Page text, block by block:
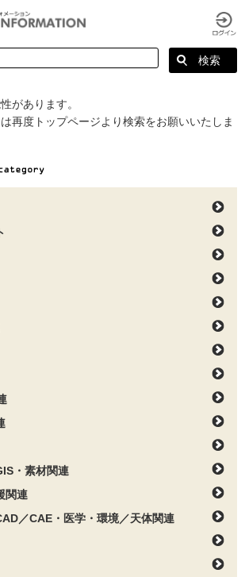
があります。
再度トップページより検索をお願いいたしま
・素材関連
関連
／CAE・医学・環境／天体関連